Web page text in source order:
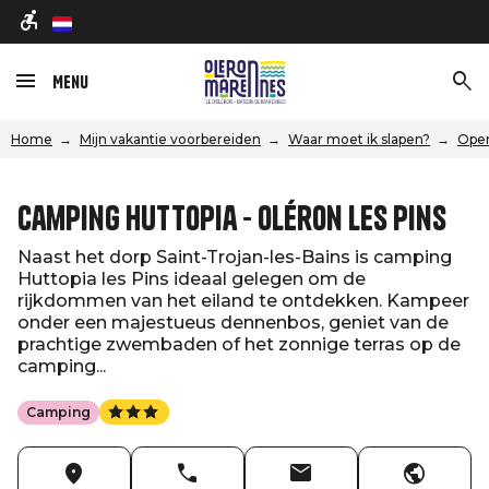
nl
Menu
Home Mijn vakantie voorbereiden Waar moet ik slapen?
Camping Huttopia - Oléron Les Pins
Naast het dorp Saint-Trojan-les-Bains is camping
Huttopia les Pins ideaal gelegen om de
rijkdommen van het eiland te ontdekken. Kampeer
onder een majestueus dennenbos, geniet van de
prachtige zwembaden of het zonnige terras op de
camping...
Camping